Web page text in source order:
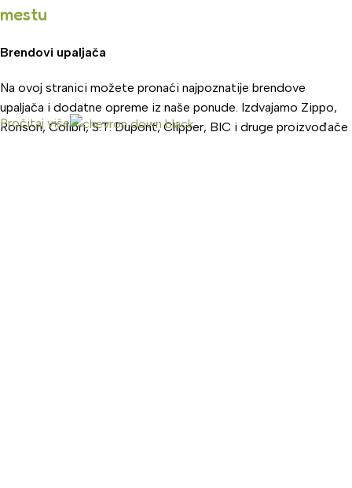
mestu
Brendovi upaljača
Na ovoj stranici možete pronaći najpoznatije brendove
upaljača i dodatne opreme iz naše ponude. Izdvajamo Zippo,
Ronson, Colibri, S.T. Dupont, Clipper, BIC i druge proizvođače
Pročitaj više